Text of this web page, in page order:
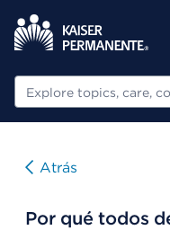
Buscar
Atrás
Por qué todos